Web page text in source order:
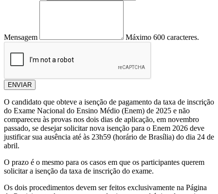
Mensagem Máximo 600 caracteres.
ENVIAR
O candidato que obteve a isenção de pagamento da taxa de inscrição
do Exame Nacional do Ensino Médio (Enem) de 2025 e não
compareceu às provas nos dois dias de aplicação, em novembro
passado, se desejar solicitar nova isenção para o Enem 2026 deve
justificar sua ausência até às 23h59 (horário de Brasília) do dia 24 de
abril.
O prazo é o mesmo para os casos em que os participantes querem
solicitar a isenção da taxa de inscrição do exame.
Os dois procedimentos devem ser feitos exclusivamente na Página